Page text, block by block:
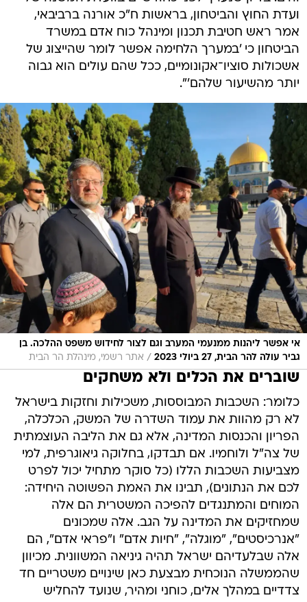
ועדת החוץ והביטחון, בראשות ח"כ אורנה ברביבאי,
אמר ראש חטיבת תכנון ומינהל כוח אדם במשרד
הביטחון כי 'במערך הלחימה אפשר לומר שהייצוג של
אשכולות סוציו־אקונומיים, ככל שהם עולים הוא גבוה
יותר מהשיעור שלהם'".
אי אפשר ליהנות ממנעמי המערב וגם לצור לחידוש משפט ההלכה. בן
גביר עולה להר הבית, 27 ביולי 2023
/ אתר רשמי, מינהלת הר הבית
שוברים את הכלים ולא משחקים
כלומר: השכבות המבוססות, משכילות וחזקות בישראל
לא רק מהוות את עמוד השדרה של המשק, הכלכלה,
הפריון והכנסות המדינה, אלא גם את הליבה העוצמתית
של צה"ל ולוחמיו. אם תבדקו, בחלוקה גיאוגרפית, למי
מצביעות השכבות הללו (כל סוקר מתחיל יכול לפרט
לכם את הנתונים), תבינו את האמת הפשוטה היחידה:
המוחים והמתנגדים להפיכה המשטרית הם אלה
שמחזיקים את המדינה על הגב. אלה שמכונים
"אנרכיסטים", "מוגלה", "חיות אדם" ו"פראי אדם", הם
אלה שבלעדיהם ישראל תהיה גיניאה המשוונית. מכיוון
שהממשלה הנוכחית מבצעת כאן שינויים משטריים חד
צדדיים במהלך אלים, כוחני ומהיר, שנועד להחליש